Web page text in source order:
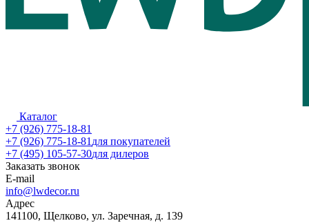
Каталог
+7 (926) 775-18-81
+7 (926) 775-18-81 для покупателей
+7 (495) 105-57-30для дилеров
Заказать звонок
E-mail
info@lwdecor.ru
Адрес
141100, Щелково, ул. Заречная, д. 139